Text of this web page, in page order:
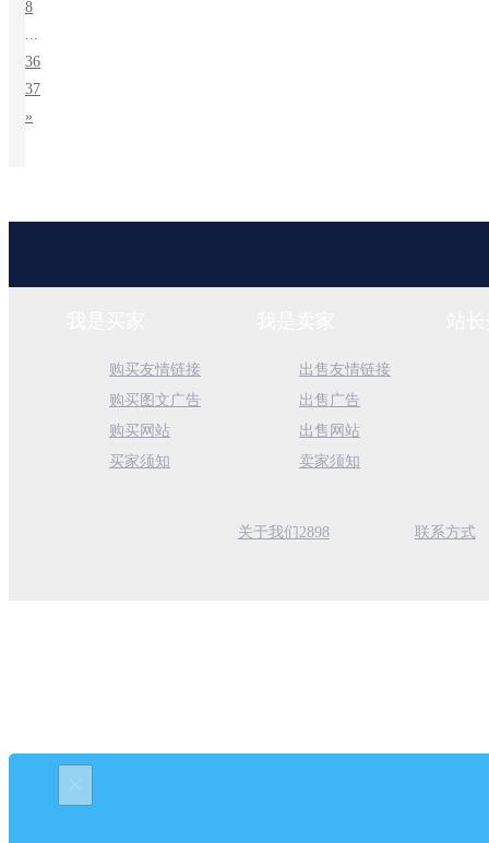
8
36
37
»
购买友情链接
购买图文广告
购买网站
买家须知
出售友情链接
出售广告
出售网站
卖家须知
关于我们2898 联系方式